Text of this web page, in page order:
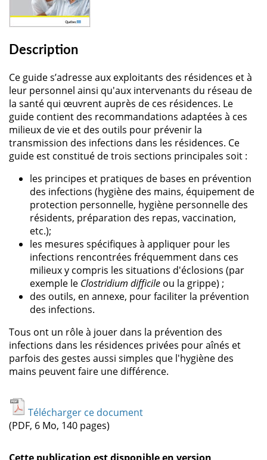
Description
Ce guide s’adresse aux exploitants des résidences et à
leur personnel ainsi qu'aux intervenants du réseau de
la santé qui œuvrent auprès de ces résidences. Le
guide contient des recommandations adaptées à ces
milieux de vie et des outils pour prévenir la
transmission des infections dans les résidences. Ce
guide est constitué de trois sections principales soit :
les principes et pratiques de bases en prévention
des infections (hygiène des mains, équipement de
protection personnelle, hygiène personnelle des
résidents, préparation des repas, vaccination,
etc.);
les mesures spécifiques à appliquer pour les
infections rencontrées fréquemment dans ces
milieux y compris les situations d'éclosions (par
exemple le Clostridium difficile ou la grippe) ;
des outils, en annexe, pour faciliter la prévention
des infections.
Tous ont un rôle à jouer dans la prévention des
infections dans les résidences privées pour aînés et
parfois des gestes aussi simples que l'hygiène des
mains peuvent faire une différence.
Télécharger ce document
(PDF, 6 Mo, 140 pages)